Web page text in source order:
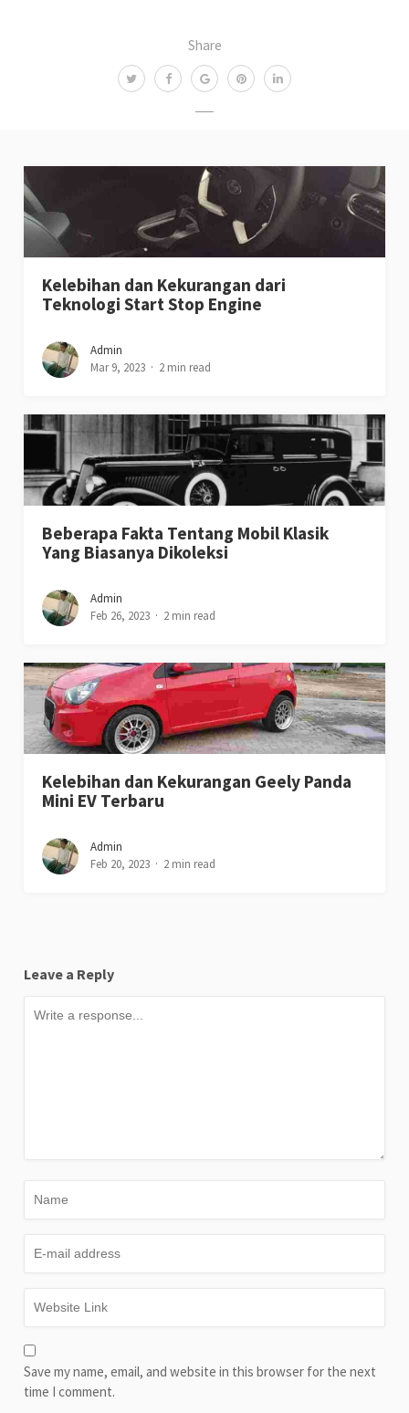
Share
Kelebihan dan Kekurangan dari
Teknologi Start Stop Engine
Admin
Mar 9, 2023
2 min read
Beberapa Fakta Tentang Mobil Klasik
Yang Biasanya Dikoleksi
Admin
Feb 26, 2023
2 min read
Kelebihan dan Kekurangan Geely Panda
Mini EV Terbaru
Admin
Feb 20, 2023
2 min read
Leave a Reply
Save my name, email, and website in this browser for the next
time I comment.